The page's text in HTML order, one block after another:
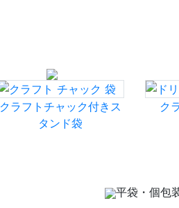
クラフトチャック付きス
タンド袋
ク
平袋・個包